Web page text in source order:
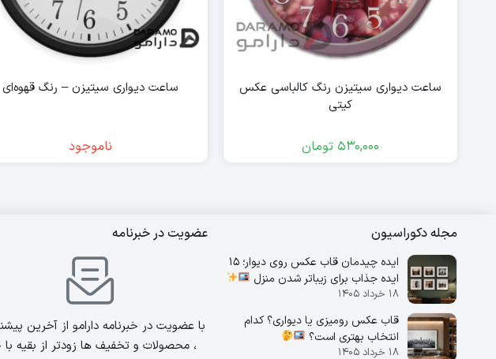
ساعت دیواری سیتیزن رنگ کالباسی عکس
کیتی
530,000 تومان
ساعت دیواری سیتیزن – رنگ قهوه‌ای
ناموجود
مجله دکوراسیون
ایده چیدمان قاب عکس روی دیوار؛ 15
ایده جذاب برای زیباتر شدن منزل
۱۸ خرداد ۱۴۰۵
قاب عکس رومیزی یا دیواری؟ کدام
انتخاب بهتری است؟
۱۸ خرداد ۱۴۰۵
عضویت در خبرنامه
با عضویت در خبرنامه دارامو از آخرین
، محصولات و تخفیف ها زودتر از بقیه با